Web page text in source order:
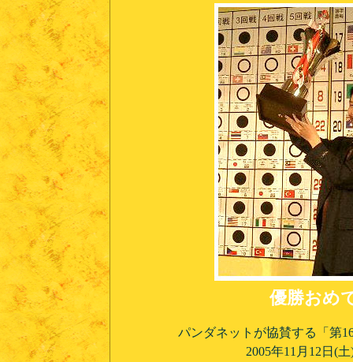
優勝おめ
パンダネットが協賛する「第
2005年11月12日(